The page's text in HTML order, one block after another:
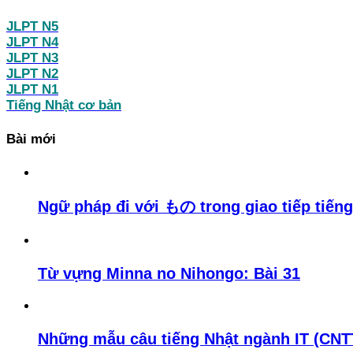
JLPT N5
JLPT N4
JLPT N3
JLPT N2
JLPT N1
Tiếng Nhật cơ bản
Bài mới
Ngữ pháp đi với もの trong giao tiếp
Từ vựng Minna no Nihongo: Bài 31
Những mẫu câu tiếng Nhật ngành IT